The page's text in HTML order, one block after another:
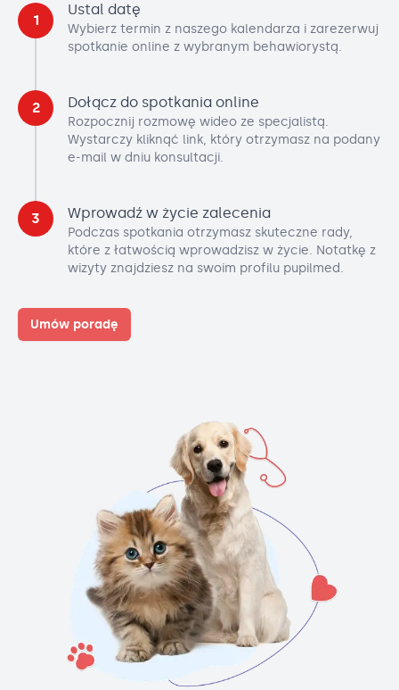
1
Ustal datę
Wybierz termin z naszego kalendarza i zarezerwuj
spotkanie online z wybranym behawiorystą.
2 Dołącz do spotkania online
Rozpocznij rozmowę wideo ze specjalistą.
Wystarczy kliknąć link, który otrzymasz na podany
e-mail w dniu konsultacji.
3 Wprowadź w życie zalecenia
Podczas spotkania otrzymasz skuteczne rady,
które z łatwością wprowadzisz w życie. Notatkę z
wizyty znajdziesz na swoim profilu pupilmed.
Umów poradę